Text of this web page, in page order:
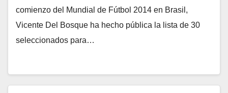
comienzo del Mundial de Fútbol 2014 en Brasil,
Vicente Del Bosque ha hecho pública la lista de 30
seleccionados para…